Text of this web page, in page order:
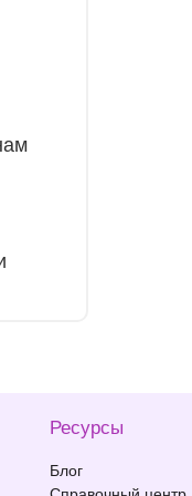
Ресурсы
Блог